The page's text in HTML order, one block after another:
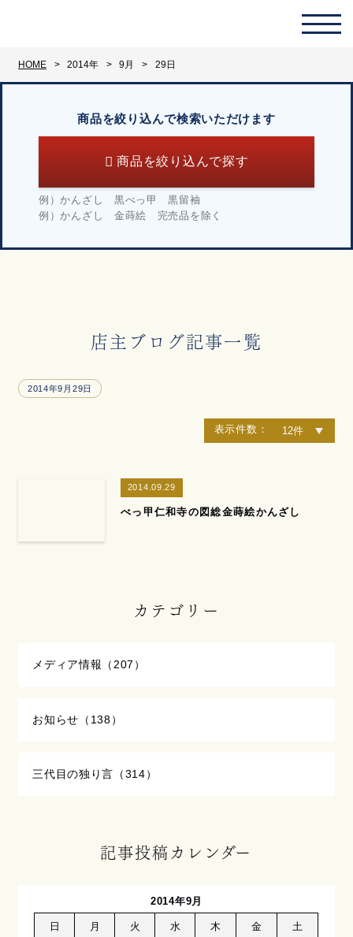
HOME 2014年 9月 29日
商品を絞り込んで検索いただけます
商品を絞り込んで探す
例）かんざし 黒べっ甲 黒留袖
例）かんざし 金蒔絵 完売品を除く
店主ブログ記事一覧
2014年9月29日
表示件数：
2014.09.29
べっ甲仁和寺の図総金蒔絵かんざし
カテゴリー
メディア情報（207）
お知らせ（138）
三代目の独り言（314）
記事投稿カレンダー
2014年9月
日 月 火 水 木 金 土